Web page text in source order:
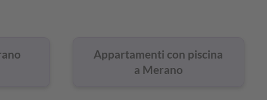
Appartamenti con piscina
a Merano